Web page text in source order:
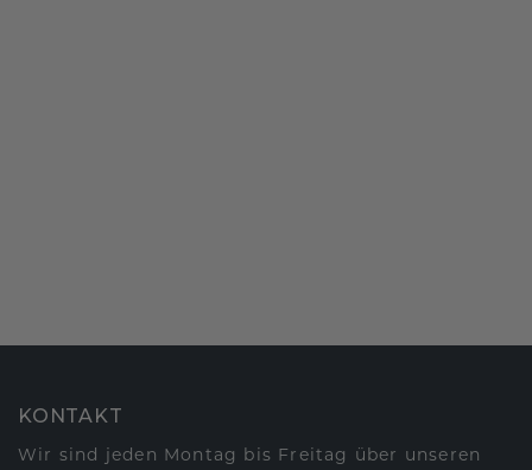
KONTAKT
Wir sind jeden Montag bis Freitag über unseren